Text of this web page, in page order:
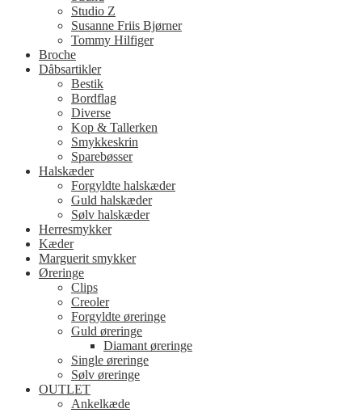
Studio Z
Susanne Friis Bjørner
Tommy Hilfiger
Broche
Dåbsartikler
Bestik
Bordflag
Diverse
Kop & Tallerken
Smykkeskrin
Sparebøsser
Halskæder
Forgyldte halskæder
Guld halskæder
Sølv halskæder
Herresmykker
Kæder
Marguerit smykker
Øreringe
Clips
Creoler
Forgyldte øreringe
Guld øreringe
Diamant øreringe
Single øreringe
Sølv øreringe
OUTLET
Ankelkæde